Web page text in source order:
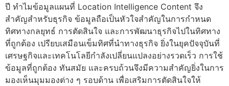
ปี ทำไมข้อมูลแผนที่ Location Intelligence Content จึง
สำคัญสำหรับธุรกิจ ข้อมูลถือเป็นหัวใจสำคัญในการกำหนด
ทิศทางกลยุทธ์ การตัดสินใจ และการพัฒนาธุรกิจไปในทิศทาง
ที่ถูกต้อง เปรียบเสมือนเข็มทิศที่นำทางธุรกิจ ยิ่งในยุคปัจจุบันที่
เศรษฐกิจและเทคโนโลยีกำลังเปลี่ยนแปลงอย่างรวดเร็ว การใช้
ข้อมูลที่ถูกต้อง ทันสมัย และครบถ้วนจึงมีความสำคัญยิ่งในการ
มองเห็นมุมมองต่าง ๆ รอบด้าน เพื่อเสริมการตัดสินใจให้